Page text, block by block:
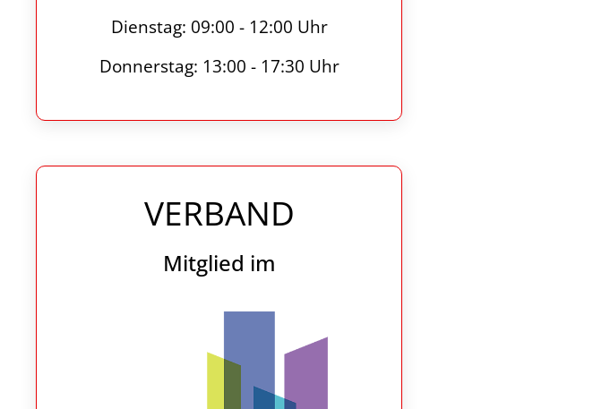
Dienstag: 09:00 - 12:00 Uhr
Donnerstag: 13:00 - 17:30 Uhr
VERBAND
Mitglied im